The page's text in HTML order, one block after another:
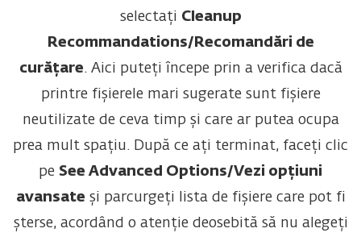
selectați Cleanup
Recommandations/Recomandări de
curățare. Aici puteți începe prin a verifica dacă
printre fișierele mari sugerate sunt fișiere
neutilizate de ceva timp și care ar putea ocupa
prea mult spațiu. După ce ați terminat, faceți clic
pe See Advanced Options/Vezi opțiuni
avansate și parcurgeți lista de fișiere care pot fi
șterse, acordând o atenție deosebită să nu alegeți